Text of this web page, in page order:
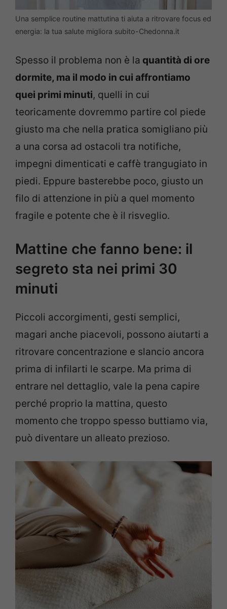
Una semplice routine mattutina ti aiuta a ritrovare focus ed
energia: la tua salute migliora subito-Chedonna.it
Spesso il problema non è la quantità di ore
dormite, ma il modo in cui affrontiamo
quei primi minuti, quelli in cui
teoricamente dovremmo partire col piede
giusto ma che nella pratica somigliano più
a una corsa ad ostacoli tra notifiche,
impegni dimenticati e caffè trangugiato in
piedi. Eppure basterebbe poco, giusto un
filo di attenzione in più a quel momento
fragile e potente che è il risveglio.
Mattine che fanno bene: il
segreto sta nei primi 30
minuti
Piccoli accorgimenti, gesti semplici,
magari anche piacevoli, possono aiutarti a
ritrovare concentrazione e slancio ancora
prima di infilarti le scarpe. Ma prima di
entrare nel dettaglio, vale la pena capire
perché proprio la mattina, questo
momento che troppo spesso buttiamo via,
può diventare un alleato prezioso.